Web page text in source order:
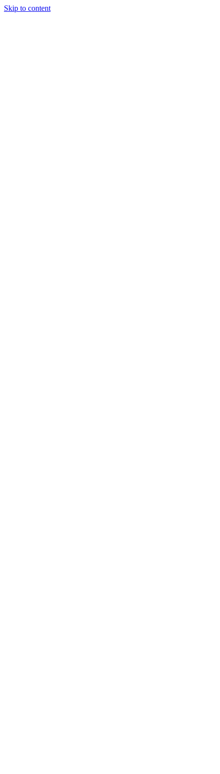
Skip to content